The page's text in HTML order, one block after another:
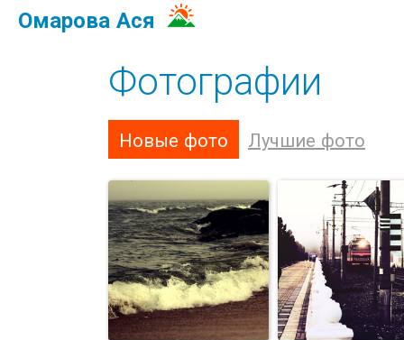
Омарова Ася
Фотографии
Новые фото Лучшие фото